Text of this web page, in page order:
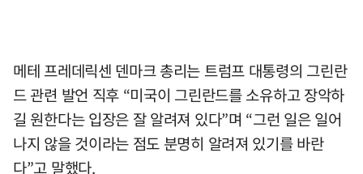
메테 프레데릭센 덴마크 총리는 트럼프 대통령의 그린란
드 관련 발언 직후 “미국이 그린란드를 소유하고 장악하
길 원한다는 입장은 잘 알려져 있다”며 “그런 일은 일어
나지 않을 것이라는 점도 분명히 알려져 있기를 바란
다”고 말했다.